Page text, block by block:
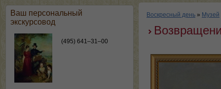
Ваш персональный
экскурсовод
(495) 641–31–00
Воскресный день » Музей